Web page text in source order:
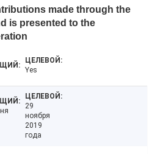
made through the
is presented to the
Yes
29
ноября
2019
года